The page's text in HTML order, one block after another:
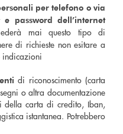
per telefono o via
password dell’internet
mai questo tipo di
di richieste non esitare a
indicazioni
di riconoscimento (carta
o altra documentazione
della carta di credito, Iban,
istantanea. Potrebbero